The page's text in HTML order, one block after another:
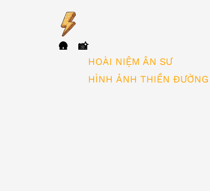
🛖
📸
HOÀI NIỆM ÂN SƯ
HÌNH ẢNH THIỀN ĐƯỜNG